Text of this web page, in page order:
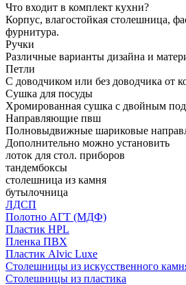
Что входит в комплект кухни?
Корпус, влагостойкая столешница,
фурнитура.
Ручки
Различные варианты дизайна и
Петли
С доводчиком или без доводчика от
Сушка для посуды
Хромированная сушка с двойным
Направляющие пвш
Полновыдвижные шариковые
Дополнительно можно установить
лоток для стол. приборов
тандембоксы
столешница из камня
бутылочница
ЛДСП
Полотно АГТ (МДФ)
Пластик HPL
Пленка ПВХ
Пластик Alvic Luxe
Столешницы из искусственного
Столешницы из пластика